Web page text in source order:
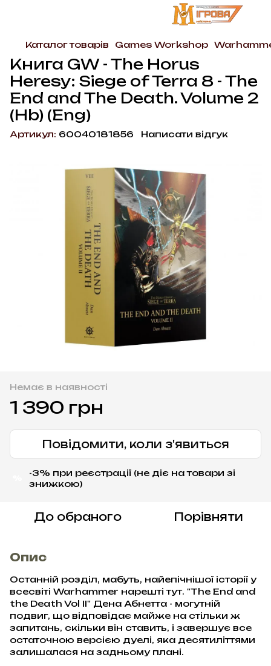
Каталог товарів Games Workshop
Книга GW - The Horus
Heresy: Siege of Terra 8 - The
End and The Death. Volume 2
(Hb) (Eng)
Артикул: 60040181856 Написати відгук
Немає в наявності
1 390 грн
Повідомити, коли з'явиться
-3% при реєстрації (не діє на товари зі
знижкою)
До обраного Порівняти
Опис
Останній розділ, мабуть, найепічнішої історії у
всесвіті Warhammer нарешті тут. "The End and
the Death Vol II" Дена Абнетта - могутній
подвиг, що відповідає майже на стільки ж
запитань, скільки він ставить, і завершує все
остаточною версією дуелі, яка десятиліттями
залишалася на задньому плані.